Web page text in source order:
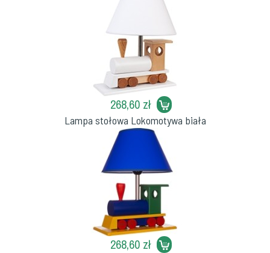
268,60 zł
Lampa stołowa Lokomotywa biała
268,60 zł